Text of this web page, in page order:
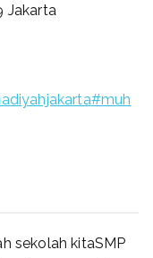
Jakarta
#muh
sekolah kitaSMP